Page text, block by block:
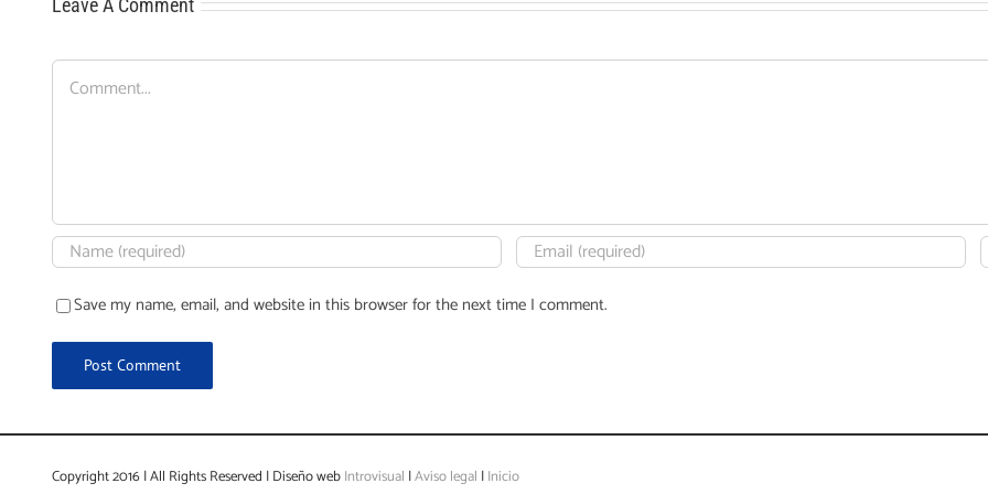
Leave A Comment
Comment
Save my name, email, and website in this browser for the next time I comment.
Copyright 2016 | All Rights Reserved | Diseño webIntrovisual |Aviso legal |Inicio